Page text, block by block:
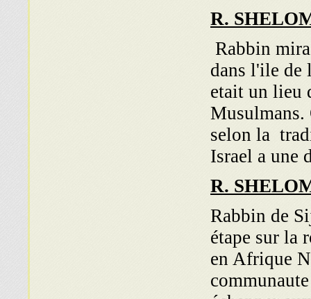
R.
Rabbin
dans l'ile de
etait un lieu
Musulmans.
selon la
Israel a une
R.
Rabbin de
étape sur la
en Afrique